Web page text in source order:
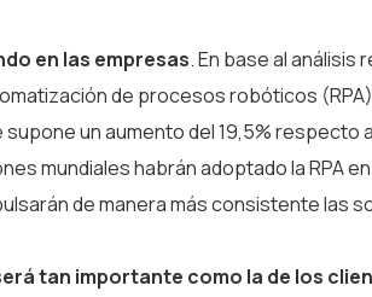
en las empresas. En base al análisis
de procesos robóticos (RPA)
supone un aumento del 19,5% respecto
mundiales habrán adoptado la RPA
de manera más consistente las
tan importante como la de los